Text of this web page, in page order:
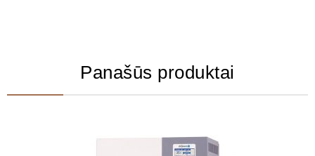
Panašūs produktai